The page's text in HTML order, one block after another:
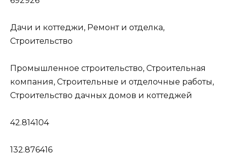
Дачи и коттеджи, Ремонт и отделка,
Строительство
Промышленное строительство, Строительная
компания, Строительные и отделочные работы,
Строительство дачных домов и коттеджей
42.814104
132.876416